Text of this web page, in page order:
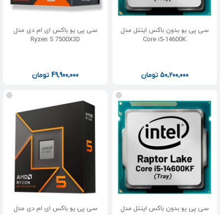
سی پی یو بدون باکس اینتل مدل
Core i5-14600K
50,200,000 تومان
سی پی یو باکس ای ام دی مدل
Ryzen 5 7500X3D
49,900,000 تومان
سی پی یو بدون باکس اینتل مدل
سی پی یو باکس ای ام دی مدل